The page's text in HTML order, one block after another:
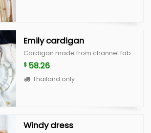
Emily cardigan
Cardigan made from channel fabric, with good quality cutting Color : White, Cream stripe and Navy Size : Freesize
$ 58.26
Thailand only
Windy dress